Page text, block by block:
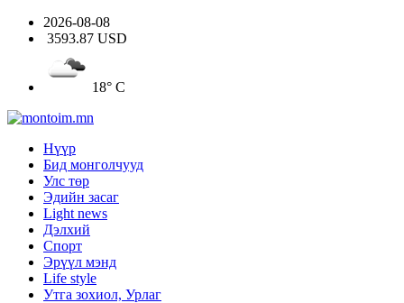
2026-08-08
3593.87 USD
18° C
Нүүр
Бид монголчууд
Улс төр
Эдийн засаг
Light news
Дэлхий
Спорт
Эрүүл мэнд
Life style
Утга зохиол, Урлаг